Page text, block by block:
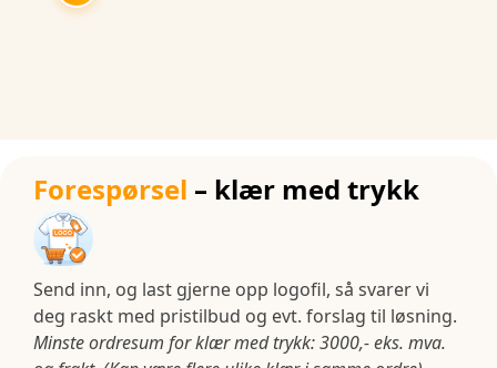
Forespørsel – klær med trykk
Send inn, og last gjerne opp logofil, så svarer vi
deg raskt med pristilbud og evt. forslag til løsning.
Minste ordresum for klær med trykk: 3000,- eks. mva.